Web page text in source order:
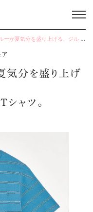
分を盛り上げる、ジル サンダーのTシャツ。
ア
気分を盛り上げ
ャツ。